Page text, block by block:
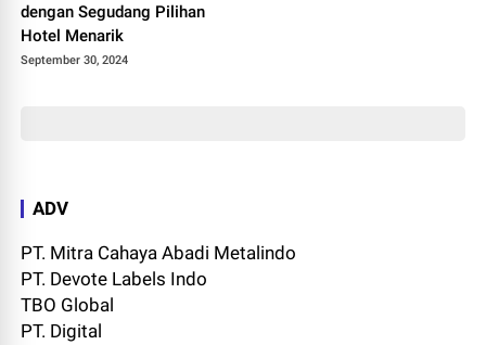
dengan Segudang Pilihan
Hotel Menarik
September 30, 2024
ADV
PT. Mitra Cahaya Abadi Metalindo
PT. Devote Labels Indo
TBO Global
PT. Digital